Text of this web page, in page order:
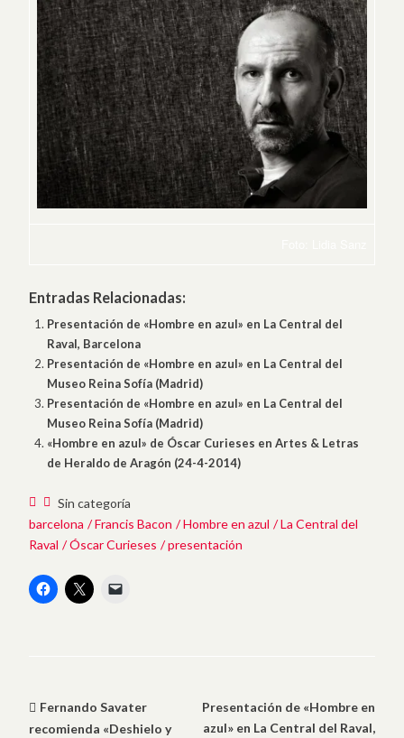
Entradas Relacionadas:
Presentación de «Hombre en azul» en La Central del
Raval, Barcelona
Presentación de «Hombre en azul» en La Central del
Museo Reina Sofía (Madrid)
Presentación de «Hombre en azul» en La Central del
Museo Reina Sofía (Madrid)
«Hombre en azul» de Óscar Curieses en Artes & Letras
de Heraldo de Aragón (24-4-2014)
Sin categoría
barcelona
Francis Bacon Hombre en azul
La Central del
Raval
Óscar Curieses presentación
Fernando Savater
recomienda «Deshielo y
Presentación de «Hombre en
azul» en La Central del Raval,